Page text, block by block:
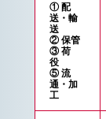
① 配
送・輸
送
② 保管
③ 荷
役
⑤ 流
通・加
工